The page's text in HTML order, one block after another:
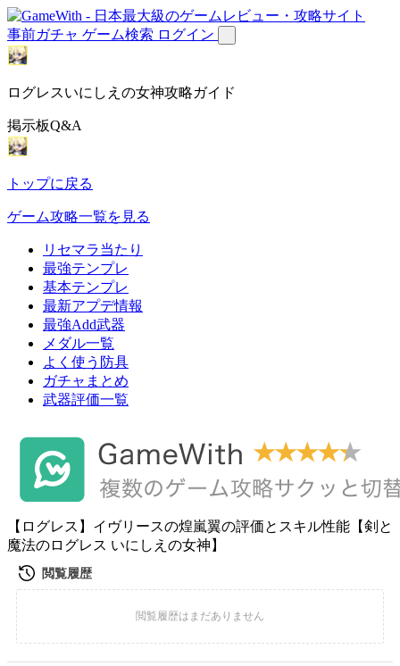
事前ガチャ ゲーム検索 ログイン
ログレスいにしえの女神攻略ガイド
掲示板Q&A
トップに戻る
ゲーム攻略一覧を見る
リセマラ当たり
最強テンプレ
基本テンプレ
最新アプデ情報
最強Add武器
メダル一覧
よく使う防具
ガチャまとめ
武器評価一覧
【ログレス】イヴリースの煌嵐翼の評価とスキル性能【剣と
魔法のログレス いにしえの女神】